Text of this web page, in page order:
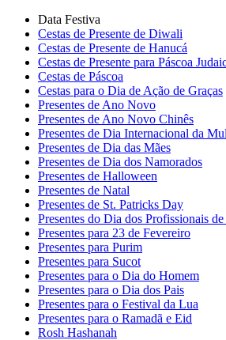
Data Festiva
Cestas de Presente de Diwali
Cestas de Presente de Hanucá
Cestas de Presente para Páscoa
Cestas de Páscoa
Cestas para o Dia de Ação de Graças
Presentes de Ano Novo
Presentes de Ano Novo Chinês
Presentes de Dia Internacional da
Presentes de Dia das Mães
Presentes de Dia dos Namorados
Presentes de Halloween
Presentes de Natal
Presentes de St. Patricks Day
Presentes do Dia dos Profissionais
Presentes para 23 de Fevereiro
Presentes para Purim
Presentes para Sucot
Presentes para o Dia do Homem
Presentes para o Dia dos Pais
Presentes para o Festival da Lua
Presentes para o Ramadã e Eid
Rosh Hashanah